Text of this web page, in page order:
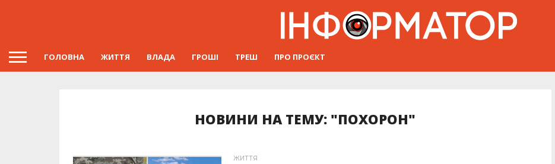
ГОЛОВНА ЖИТТЯ ВЛАДА ГРОШІ ТРЕШ ПРО ПРОЄКТ
НОВИНИ НА ТЕМУ: "ПОХОРОН"
ЖИТТЯ